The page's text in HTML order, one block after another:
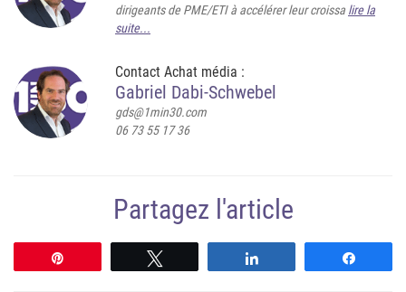
dirigeants de PME/ETI à accélérer leur croissa lire la
suite...
Contact Achat média :
Gabriel Dabi-Schwebel
gds@1min30.com
06 73 55 17 36
Partagez l'article